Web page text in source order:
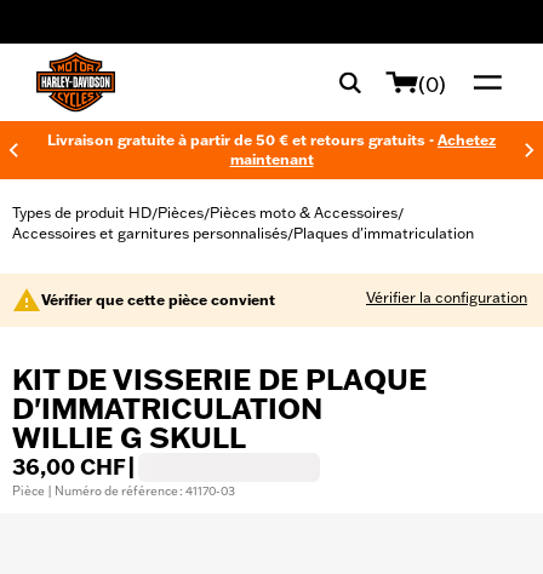
(0)
Livraison gratuite à partir de 50 € et retours gratuits - Achetez
maintenant
Types de produit HD/Pièces/Pièces moto & Accessoires/
Accessoires et garnitures personnalisés/Plaques d'immatriculation
Vérifier que cette pièce convient Vérifier la configuration
KIT DE VISSERIE DE PLAQUE
D'IMMATRICULATION
WILLIE G SKULL
36,00 CHF
Pièce | Numéro de référence : 41170-03